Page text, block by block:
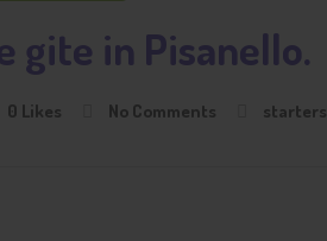
gite in Pisanello.
0 Likes No Comments starters